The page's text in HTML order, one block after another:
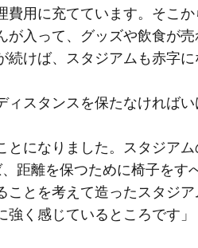
費用に充てています。そこ
が入って、グッズや飲食が
けば、スタジアムも赤字に
ィスタンスを保たなければい
とになりました。スタジア
距離を保つために椅子を
ことを考えて造ったスタジ
く感じているところです」